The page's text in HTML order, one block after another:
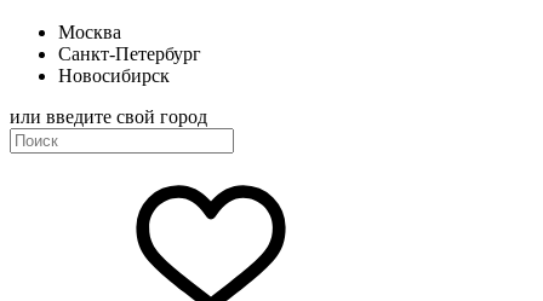
Москва
Санкт-Петербург
Новосибирск
или введите свой город